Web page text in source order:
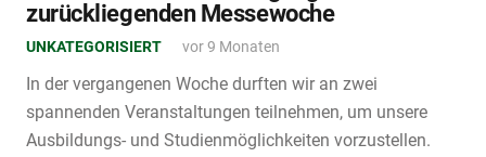
zurückliegenden Messewoche
UNKATEGORISIERT vor 9 Monaten
In der vergangenen Woche durften wir an zwei
spannenden Veranstaltungen teilnehmen, um unsere
Ausbildungs- und Studienmöglichkeiten vorzustellen.